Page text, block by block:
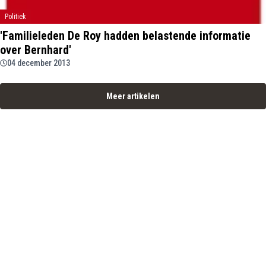
Politiek
'Familieleden De Roy hadden belastende informatie
over Bernhard'
04 december 2013
Meer artikelen